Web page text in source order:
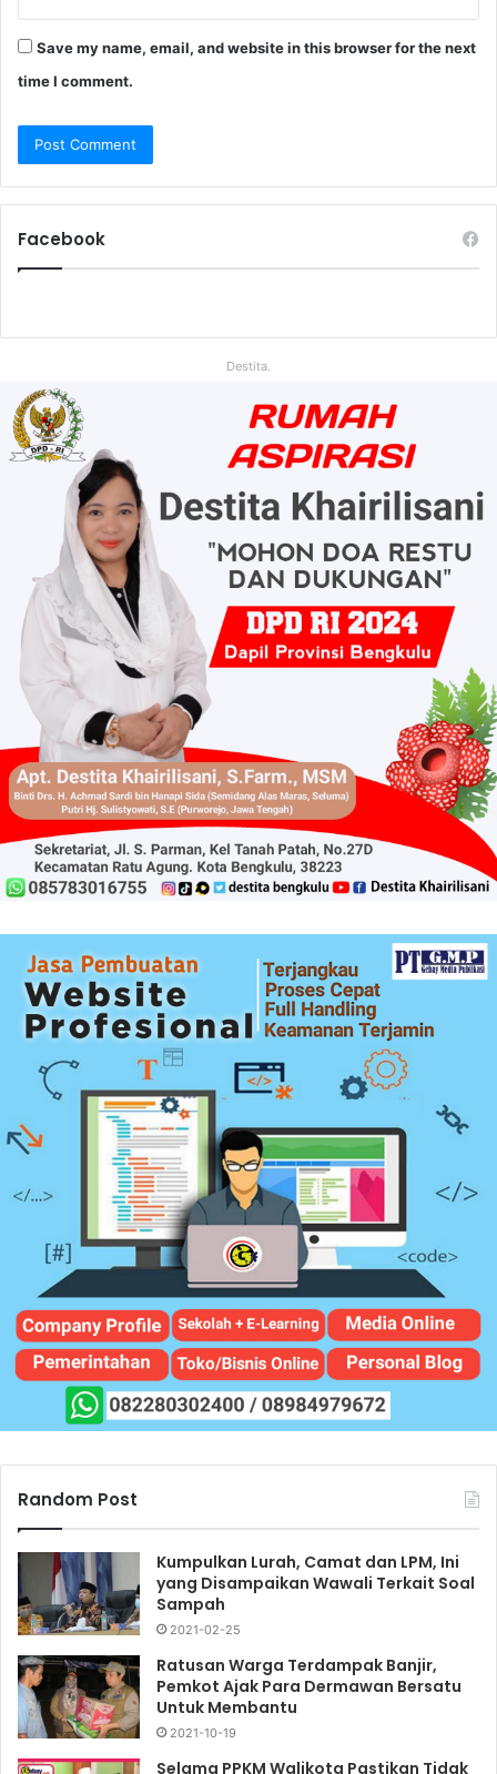
Save my name, email, and website in this browser for the next
time I comment.
Facebook
Destita.
Random Post
Kumpulkan Lurah, Camat dan LPM, Ini
yang Disampaikan Wawali Terkait Soal
Sampah
2021-02-25
Ratusan Warga Terdampak Banjir,
Pemkot Ajak Para Dermawan Bersatu
Untuk Membantu
2021-10-19
Selama PPKM Walikota Pastikan Tidak